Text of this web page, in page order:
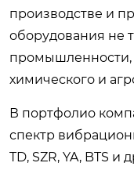
производстве и
оборудования не
промышленности,
химического и
В портфолио
спектр
TD, SZR, YA, BTS